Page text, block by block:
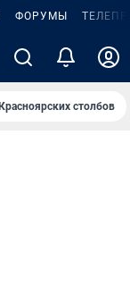
ФОРУМЫ
столбов